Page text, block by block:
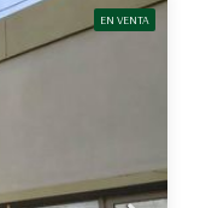
EN VENTA